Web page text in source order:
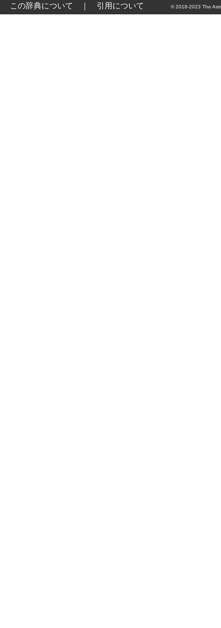
この辞典について 引用について © 2018-2023 The